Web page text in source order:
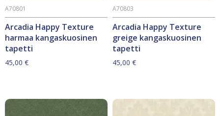
Arcadia Happy Texture
harmaa kangaskuosinen
tapetti
A70801
45,00 €
Arcadia Happy Texture
greige kangaskuosinen
tapetti
A70803
45,00 €